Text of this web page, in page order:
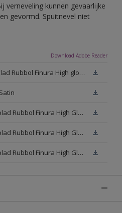
verneveling kunnen gevaarlijke
gevormd. Spuitnevel niet
Download Adobe Reader
Technisch Informatieblad Rubbol Finura High gloss (PDF)
Veiligheidsinformatieblad Rubbol Finura High Gloss W05 (MSDS)
Veiligheidsinformatieblad Rubbol Finura High Gloss White (MSDS)
Veiligheidsinformatieblad Rubbol Finura High Gloss N00 (MSDS)